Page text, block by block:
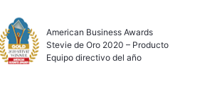
American Business Awards
Stevie de Oro 2020 – Producto
Equipo directivo del año